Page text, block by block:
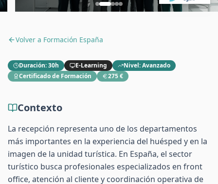
Volver a Formación España
Duración:30h E-Learning Nivel:Avanzado
Certificado de Formación
275 €
Contexto
La recepción representa uno de los departamentos
más importantes en la experiencia del huésped y en la
imagen de la unidad turística. En España, el sector
turístico busca profesionales especializados en front
office, atención al cliente y coordinación operativa de